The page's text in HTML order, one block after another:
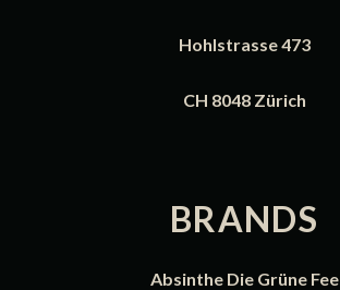
Hohlstrasse 473
CH 8048 Zürich
BRANDS
Absinthe Die Grüne Fee